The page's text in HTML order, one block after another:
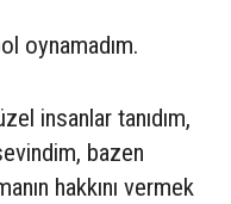
oynamadım.
insanlar tanıdım,
bazen
hakkını vermek